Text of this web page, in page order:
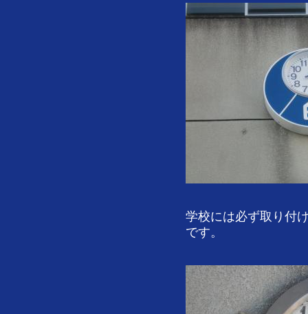
学校には必ず取り付
です。